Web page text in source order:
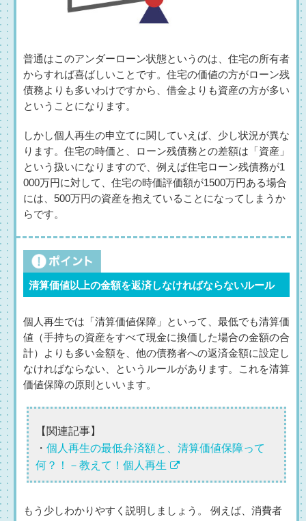
普通はこのアンダーローン状態というのは、住宅の所有者
からすれば喜ばしいことです。住宅の価値の方がローン残
債務よりも多いわけですから、借金よりも資産の方が多い
ということになります。
しかし個人再生の申立てに関していえば、少し状況が異な
ります。住宅の時価と、ローン残債務との差額は「資産」
という扱いになりますので、例えば住宅ローン残債務が1
000万円に対して、住宅の時価評価額が1500万円ある場合
には、500万円の資産を抱えていることになってしまうか
らです。
清算価値以上の金額を返済しなければならないルール
個人再生では「清算価値保障」といって、最低でも清算価
値（手持ちの資産をすべて現金に換価した場合の金額の合
計）よりも多い金額を、他の債務者への返済金額に設定し
なければならない、というルールがあります。これを清算
価値保障の原則といいます。
【関連記事】
・ 個人再生の最低弁済額と、清算価値保障って
何？！－教えて！個人再生
もう少しわかりやすく説明しましょう。 例えば、消費者